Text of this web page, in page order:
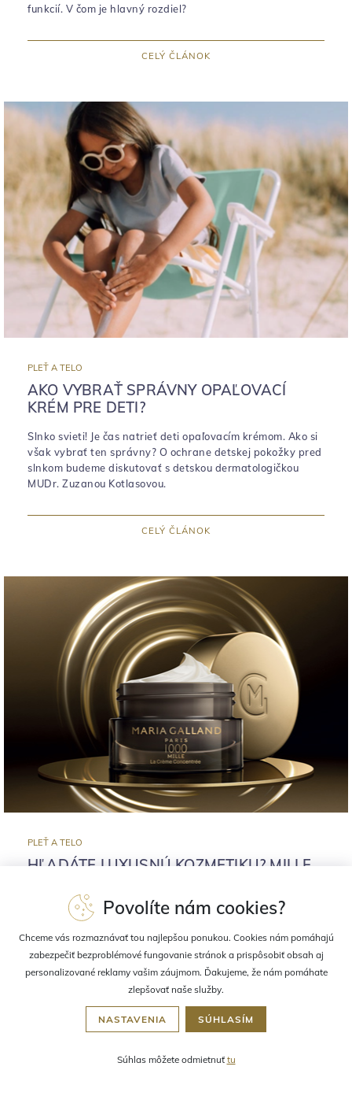
funkcií. V čom je hlavný rozdiel?
CELÝ ČLÁNOK
PLEŤ A TELO
AKO VYBRAŤ SPRÁVNY OPAĽOVACÍ
KRÉM PRE DETI?
Slnko svieti! Je čas natrieť deti opaľovacím krémom. Ako si
však vybrať ten správny? O ochrane detskej pokožky pred
slnkom budeme diskutovať s detskou dermatologičkou
MUDr. Zuzanou Kotlasovou.
CELÝ ČLÁNOK
PLEŤ A TELO
HĽADÁTE LUXUSNÚ KOZMETIKU? MILLE
NÁROČNÉ ŽENY.
najnáročnejšie klientky od 30 rokov. Ide o vysoko účinnú
líniu Mille so zlatom, bielymi hľuzovkami a ďalšími
vynikajúcimi prísadami.
CELÝ ČLÁNOK
Povolíte nám cookies?
Chceme vás rozmaznávať tou najlepšou ponukou. Cookies nám pomáhajú
zabezpečiť bezproblémové fungovanie stránok a prispôsobiť obsah aj
personalizované reklamy vašim záujmom. Ďakujeme, že nám pomáhate
zlepšovať naše služby.
NASTAVENIA SÚHLASÍM
Súhlas môžete odmietnuť tu